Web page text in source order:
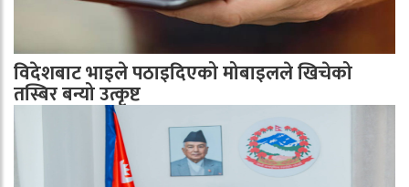
विदेशबाट भाइले पठाइदिएको मोबाइलले खिचेको
तस्बिर बन्यो उत्कृष्ट